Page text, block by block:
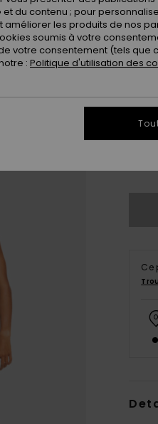
Ce
du contenu ; pour
les produits de nos
soumis à votre
votre consentement (tels que
: Politique d'utilisation des